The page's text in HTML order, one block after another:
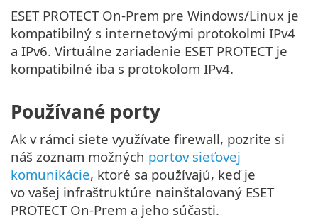
ESET PROTECT On-Prem pre Windows/Linux je
kompatibilný s internetovými protokolmi IPv4
a IPv6. Virtuálne zariadenie ESET PROTECT je
kompatibilné iba s protokolom IPv4.
Používané porty
Ak v rámci siete využívate firewall, pozrite si
náš zoznam možných portov sieťovej
komunikácie, ktoré sa používajú, keď je
vo vašej infraštruktúre nainštalovaný ESET
PROTECT On-Prem a jeho súčasti.